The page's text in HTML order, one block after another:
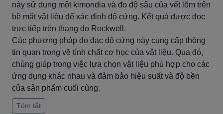
này sử dụng một kimondia và đo độ sâu của vết lõm trên
bề mặt vật liệu để xác định độ cứng. Kết quả được đọc
trực tiếp trên thang đo Rockwell.
Các phương pháp đo đạc độ cứng này cung cấp thông
tin quan trọng về tính chất cơ học của vật liệu. Qua đó,
chúng giúp trong việc lựa chọn vật liệu phù hợp cho các
ứng dụng khác nhau và đảm bảo hiệu suất và độ bền
của sản phẩm cuối cùng.
Tóm tắt